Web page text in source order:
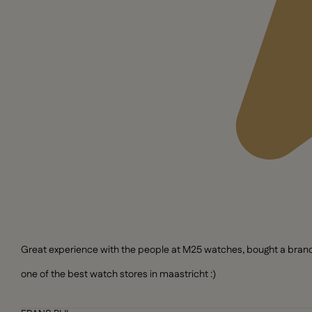
Great experience with the people at M25 watches, bought a
one of the best watch stores in maastricht :)